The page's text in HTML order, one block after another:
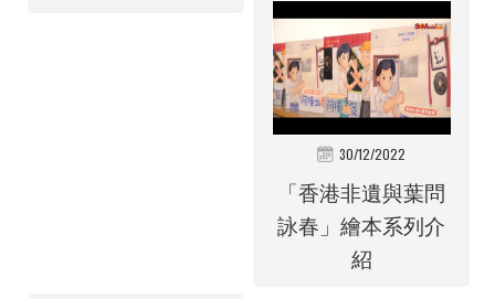
30/12/2022
「香港非遺與葉問
詠春」繪本系列介
紹